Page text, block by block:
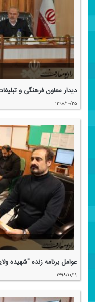
دیدار معاون فرهنگی و
۱۳۹۸/۱۰/۲۵
عوامل برنامه زنده "شهیده
۱۳۹۸/۱۰/۱۹